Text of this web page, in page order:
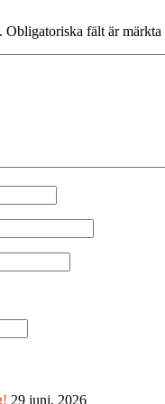
Obligatoriska fält är märkta
29 juni, 2026